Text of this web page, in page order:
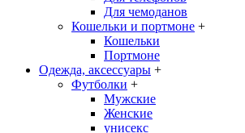
Для чемоданов
Кошельки и портмоне +
Кошельки
Портмоне
Одежда, аксессуары +
Футболки +
Мужские
Женские
унисекс